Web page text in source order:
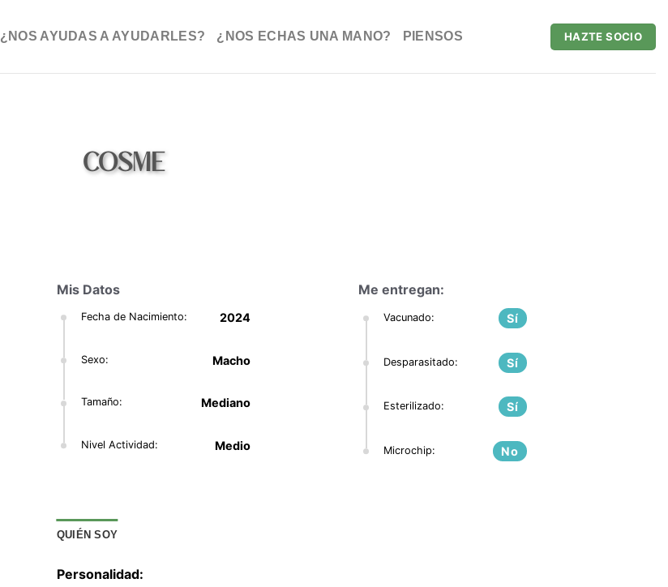
¿NOS AYUDAS A AYUDARLES? ¿NOS ECHAS UNA MANO? PIENSOS HAZTE SOCIO
COSME
Mis Datos
Fecha de Nacimiento: 2024
Sexo: Macho
Tamaño: Mediano
Nivel Actividad: Medio
Me entregan:
Vacunado: Sí
Desparasitado: Sí
Esterilizado: Sí
Microchip: No
QUIÉN SOY
Personalidad: